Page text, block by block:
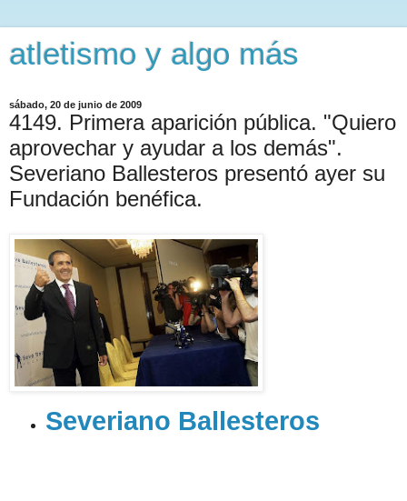
atletismo y algo más
sábado, 20 de junio de 2009
4149. Primera aparición pública. "Quiero
aprovechar y ayudar a los demás".
Severiano Ballesteros presentó ayer su
Fundación benéfica.
Severiano Ballesteros